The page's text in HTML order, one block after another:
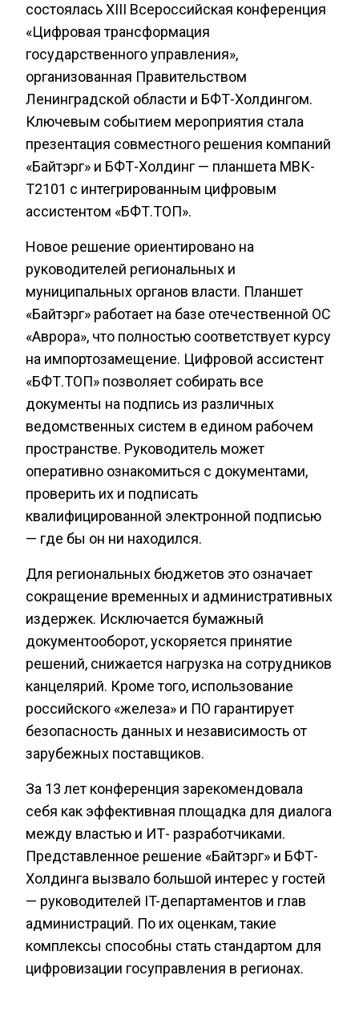
состоялась XIII Всероссийская конференция
«Цифровая трансформация
государственного управления»,
организованная Правительством
Ленинградской области и БФТ-Холдингом.
Ключевым событием мероприятия стала
презентация совместного решения компаний
«Байтэрг» и БФТ-Холдинг — планшета МВК-
Т2101 с интегрированным цифровым
ассистентом «БФТ.ТОП».
Новое решение ориентировано на
руководителей региональных и
муниципальных органов власти. Планшет
«Байтэрг» работает на базе отечественной ОС
«Аврора», что полностью соответствует курсу
на импортозамещение. Цифровой ассистент
«БФТ.ТОП» позволяет собирать все
документы на подпись из различных
ведомственных систем в едином рабочем
пространстве. Руководитель может
оперативно ознакомиться с документами,
проверить их и подписать
квалифицированной электронной подписью
— где бы он ни находился.
Для региональных бюджетов это означает
сокращение временных и административных
издержек. Исключается бумажный
документооборот, ускоряется принятие
решений, снижается нагрузка на сотрудников
канцелярий. Кроме того, использование
российского «железа» и ПО гарантирует
безопасность данных и независимость от
зарубежных поставщиков.
За 13 лет конференция зарекомендовала
себя как эффективная площадка для диалога
между властью и ИТ- разработчиками.
Представленное решение «Байтэрг» и БФТ-
Холдинга вызвало большой интерес у гостей
— руководителей IT-департаментов и глав
администраций. По их оценкам, такие
комплексы способны стать стандартом для
цифровизации госуправления в регионах.